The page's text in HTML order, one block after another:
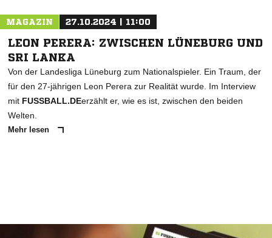
MAGAZIN 27.10.2024 | 11:00
LEON PERERA: ZWISCHEN LÜNEBURG UND
SRI LANKA
Von der Landesliga Lüneburg zum Nationalspieler. Ein Traum, der
für den 27-jährigen Leon Perera zur Realität wurde. Im Interview
mit FUSSBALL.DEerzählt er, wie es ist, zwischen den beiden
Welten.
Mehr lesen